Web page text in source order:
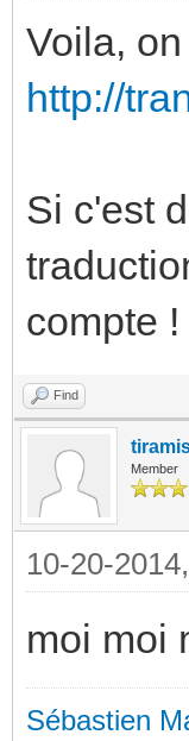
Voila,
http://
Si c'est
compte !
Find
Member
10-20-
moi moi
Sébastien